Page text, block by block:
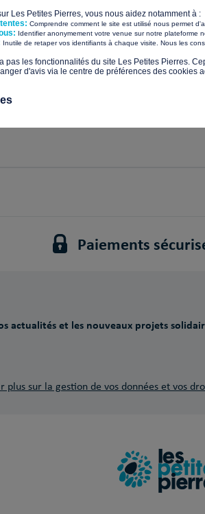
mentaux
solidaire
Paiements
actualités et les nouveaux projets
plus sur la gestion de vos données et vos
Les Petites Pierres, vous nous aidez notamment à :
Comprendre comment le site est utilisé nous permet
Identifier anonymement votre venue sur notre plateforme
Inutile de retaper vos identifiants à chaque visite. Nous les
pas les fonctionnalités du site Les Petites Pierres.
d'avis via le centre de préférences des cookies